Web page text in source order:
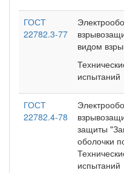
ГОСТ
22782.3-77
видом
испытаний
ГОСТ
22782.4-78
защиты
оболочки
испытаний